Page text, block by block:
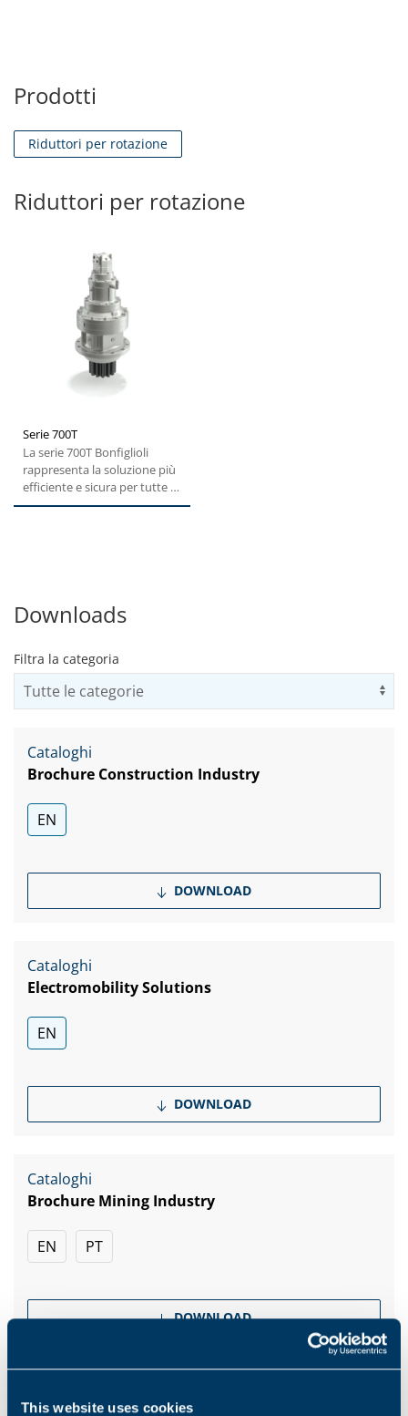
This website uses cookies
Prodotti
Riduttori per rotazione
Riduttori per rotazione
Serie 700T
La serie 700T Bonfiglioli
rappresenta la soluzione più
efficiente e sicura per tutte le
applicazioni...
Downloads
Filtra la categoria
Cataloghi
Brochure Construction Industry
EN
DOWNLOAD
Cataloghi
Electromobility Solutions
EN
DOWNLOAD
Cataloghi
Brochure Mining Industry
EN PT
DOWNLOAD